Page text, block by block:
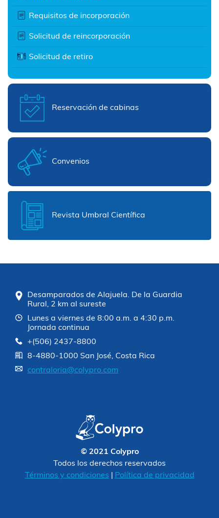
Requisitos de incorporación
Solicitud de reincorporación
Solicitud de retiro
Reservación de cabinas
Convenios
Revista Umbral Científica
Desamparados de Alajuela. De la Guardia
Rural, 2 km al sureste
Lunes a viernes de 8:00 a.m. a 4:30 p.m.
Jornada continua
+(506) 2437-8800
8-4880-1000 San José, Costa Rica
contraloria@colypro.com
© 2021 Colypro
Todos los derechos reservados
Términos y condiciones
Política de privacidad